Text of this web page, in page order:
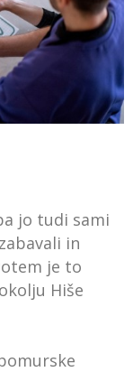
jo tudi sami
in
je to
Hiše